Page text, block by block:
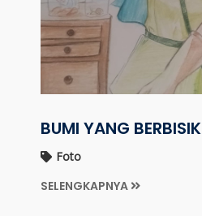
BUMI YANG BERBISIK
Foto
SELENGKAPNYA